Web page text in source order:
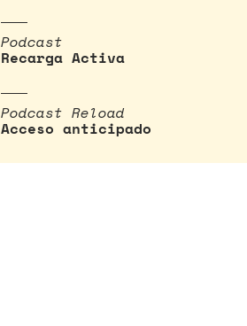
Podcast
Recarga Activa
Podcast Reload
Acceso anticipado